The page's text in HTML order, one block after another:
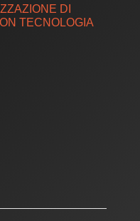
DI
TECNOLOGIA